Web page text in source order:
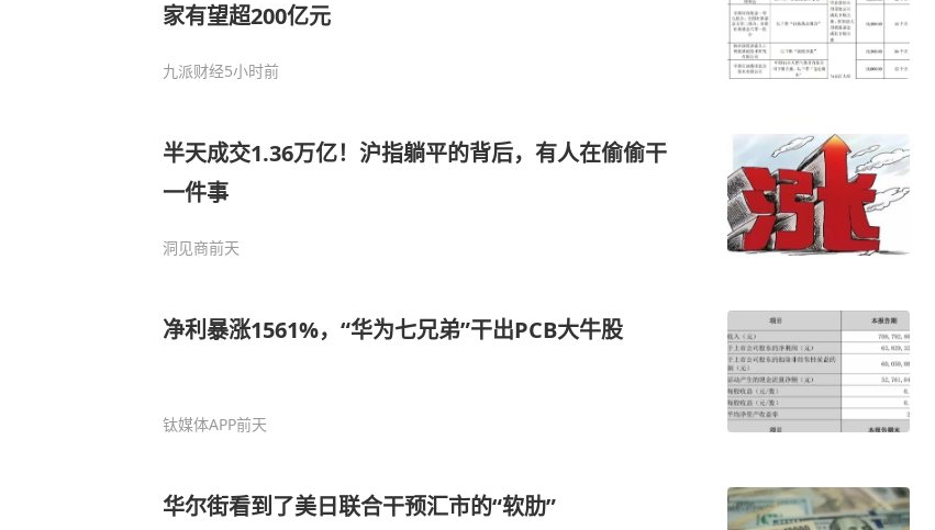
家有望超200亿元
九派财经5小时前
半天成交1.36万亿！沪指躺平的背后，有人在偷偷干
一件事
洞见商前天
净利暴涨1561%，“华为七兄弟”干出PCB大牛股
钛媒体APP前天
华尔街看到了美日联合干预汇市的“软肋”